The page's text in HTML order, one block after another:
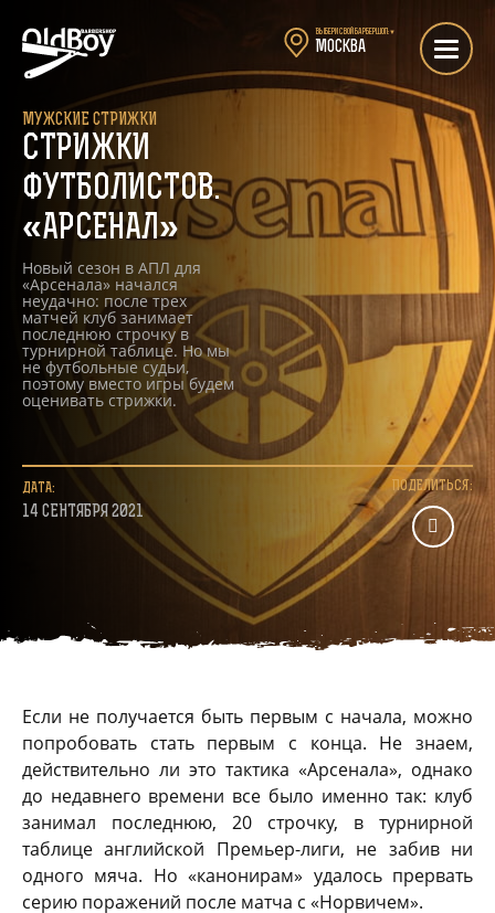
Выбери свой барбершоп:▼
Москва
МУЖСКИЕ СТРИЖКИ
СТРИЖКИ
ФУТБОЛИСТОВ.
«АРСЕНАЛ»
Новый сезон в АПЛ для
«Арсенала» начался
неудачно: после трех
матчей клуб занимает
последнюю строчку в
турнирной таблице. Но мы
не футбольные судьи,
поэтому вместо игры будем
оценивать стрижки.
ДАТА:
14 СЕНТЯБРЯ 2021
ПОДЕЛИТЬСЯ:
Если не получается быть первым с начала, можно
попробовать стать первым с конца. Не знаем,
действительно ли это тактика «Арсенала», однако
до недавнего времени все было именно так: клуб
занимал последнюю, 20 строчку, в турнирной
таблице английской Премьер-лиги, не забив ни
одного мяча. Но «канонирам» удалось прервать
серию поражений после матча с «Норвичем».